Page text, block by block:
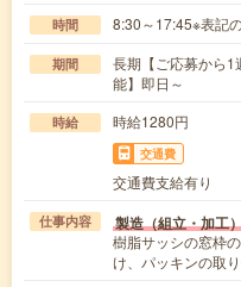
時間 8:30～17:45※表記
期間
長期【ご応募から1
能】即日～
時給 時給1280円
交通費
交通費支給有り
仕事内容 製造（組立・加工
樹脂サッシの窓枠
け、パッキンの取